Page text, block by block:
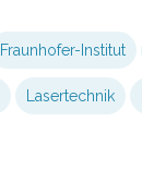
Fraunhofer-Institut
Lasertechnik